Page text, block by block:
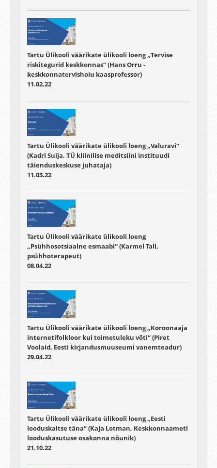
Tartu Ülikooli väärikate ülikooli loeng „Tervise
riskitegurid keskkonnas“ (Hans Orru -
keskkonnatervishoiu kaasprofessor)
11.02.22
Tartu Ülikooli väärikate ülikooli loeng „Valuravi“
(Kadri Suija, TÜ kliinilise meditsiini instituudi
täienduskeskuse juhataja)
11.03.22
Tartu Ülikooli väärikate ülikooli loeng
„Psühhosotsiaalne esmaabi“ (Karmel Tall,
psühhoterapeut)
08.04.22
Tartu Ülikooli väärikate ülikooli loeng „Koroonaaja
internetifolkloor kui toimetuleku võti“ (Piret
Voolaid, Eesti kirjandusmuuseumi vanemteadur)
29.04.22
Tartu Ülikooli väärikate ülikooli loeng „Eesti
looduskaitse täna“ (Kaja Lotman, Keskkonnaameti
looduskasutuse osakonna nõunik)
21.10.22